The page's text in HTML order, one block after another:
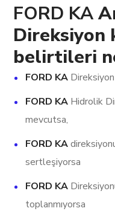
FORD KA
Direksiyon
belirtileri
FORD KA
FORD KA Hidrolik
mevcutsa,
FORD KA
sertleşiyorsa
FORD KA
toplanmıyorsa